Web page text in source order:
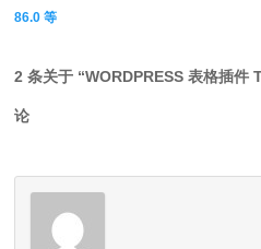
86.0 等
2 条关于 “WORDPRESS 表格插件
论